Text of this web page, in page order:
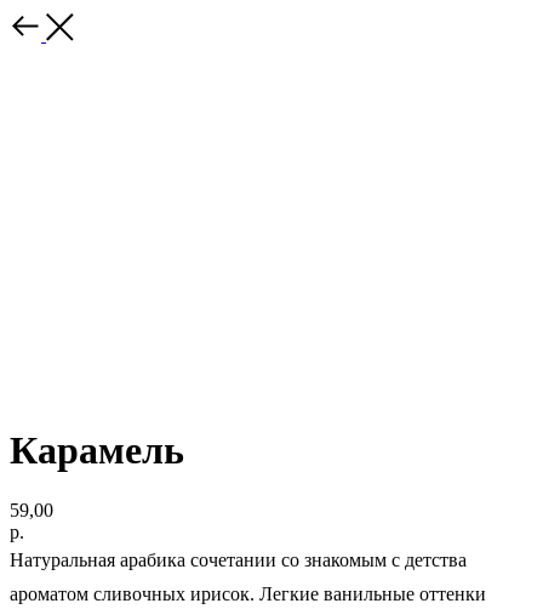
Карамель
59,00
р.
Натуральная арабика сочетании со знакомым с детства
ароматом сливочных ирисок. Легкие ванильные оттенки